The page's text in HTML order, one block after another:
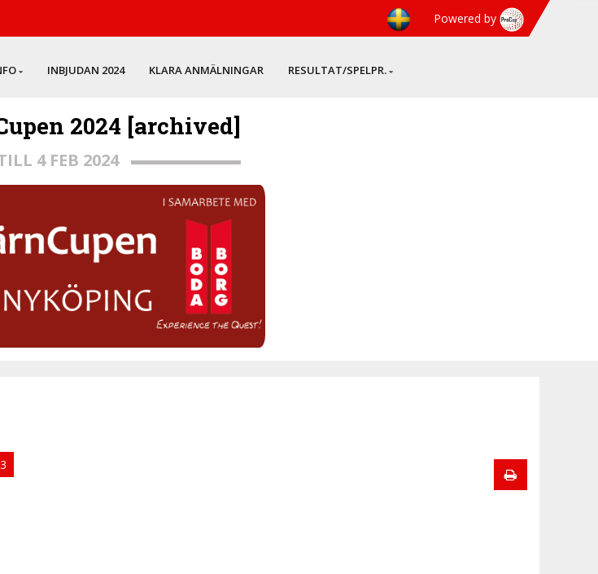
Powered by
INBJUDAN 2024 KLARA ANMÄLNINGAR RESULTAT/SPELPR.
2024 [archived]
4 FEB 2024